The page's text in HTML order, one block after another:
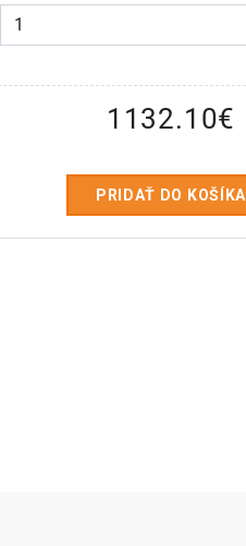
1132.10€
PRIDAŤ DO KOŠÍKA